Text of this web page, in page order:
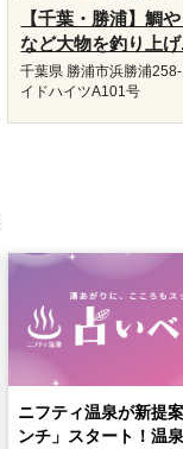
【千葉・勝浦】鯛
など大物を釣り上
千葉県 勝浦市浜勝浦
イドハイツA101号
ニフティ温泉が新提
ンチ」スタート！温